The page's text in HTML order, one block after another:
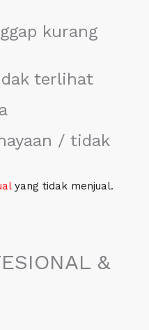
kurang
terlihat
/ tidak
yang tidak menjual.
&